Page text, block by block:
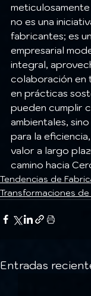
meticulosamente
no es una
fabricantes; es
empresarial
integral,
colaboración en
en prácticas
pueden cumplir
ambientales,
para la
valor a largo
camino hacia
Tendencias de
Transformaciones
Entradas